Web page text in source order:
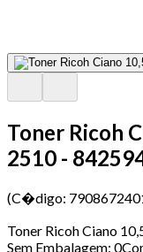
Toner Ricoh
2510 -
(C�digo:
Toner Ricoh Ciano
Sem Embalagem: